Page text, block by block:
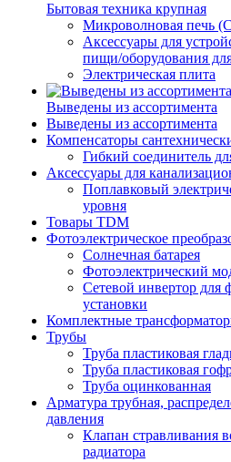
Бытовая техника крупная
Микроволновая печь
Аксессуары для
пищи/оборудования
Электрическая плита
Выведены из ассортимента
Выведены из ассортимента
Компенсаторы
Гибкий соединитель
Аксессуары для
Поплавковый
уровня
Товары TDM
Фотоэлектрическое
Солнечная батарея
Фотоэлектрический
Сетевой инвертор для
установки
Комплектные
Трубы
Труба пластиковая
Труба пластиковая
Труба оцинкованная
Арматура трубная,
давления
Клапан стравливания
радиатора